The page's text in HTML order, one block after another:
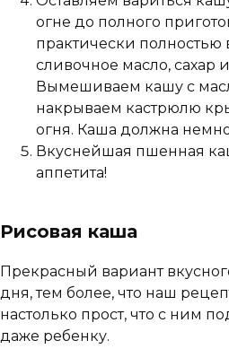
огне до полного
практически
сливочное масло, сахар
Вымешиваем кашу с
накрываем кастрюлю
огня. Каша должна
Вкуснейшая пшенная
аппетита!
Рисовая каша
Прекрасный вариант
дня, тем более, что наш
настолько прост, что с ним
даже ребенку.